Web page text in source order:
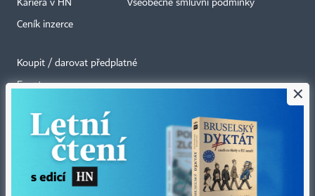
Kariéra v HN
Ceník inzerce
Všeobecné smluvní podmínky
Koupit / darovat předplatné
Eventy
RSS kanály
Autorská práva vykonává vydavatel. Bez písemného svolení vydavatele je
zakázáno jakékoli užití částí nebo celku díla, zejména rozmnožování a šíření
×